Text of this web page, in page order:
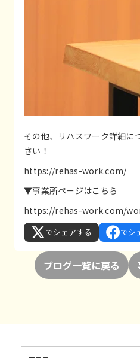
その他、リハスワーク詳細に
さい！
https://rehas-work.com/
▼事業所ページはこちら
https://rehas-work.com/
でシェアする でシ
ブログ一覧に戻る